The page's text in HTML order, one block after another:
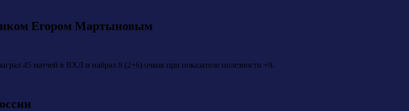
Егором Мартыновым
45 матчей в ВХЛ и набрал 8 (2+6) очков при показателе полезности +9.